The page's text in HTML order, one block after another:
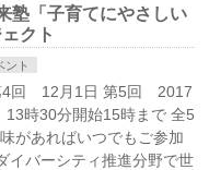
「子育てにやさしい
クト
ント
回 12月1日 第5回 2017
13時30分開始15時まで 全5
があればいつでもご参加
イバーシティ推進分野で世